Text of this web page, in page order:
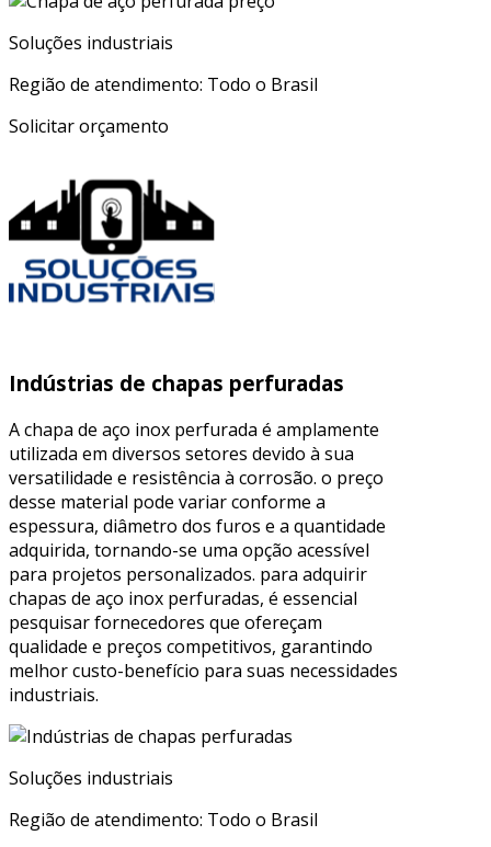
Soluções industriais
Região de atendimento: Todo o Brasil
Solicitar orçamento
Indústrias de chapas perfuradas
A chapa de aço inox perfurada é amplamente
utilizada em diversos setores devido à sua
versatilidade e resistência à corrosão. o preço
desse material pode variar conforme a
espessura, diâmetro dos furos e a quantidade
adquirida, tornando-se uma opção acessível
para projetos personalizados. para adquirir
chapas de aço inox perfuradas, é essencial
pesquisar fornecedores que ofereçam
qualidade e preços competitivos, garantindo
melhor custo-benefício para suas necessidades
industriais.
Soluções industriais
Região de atendimento: Todo o Brasil